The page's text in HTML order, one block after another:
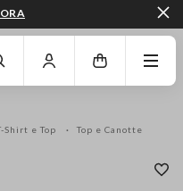
AL FONDO DELLA PAGINA
Shirt e Top Top e Canotte